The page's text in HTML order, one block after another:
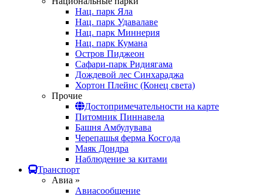
Нац. парк Яла
Нац. парк Удавалаве
Нац. парк Миннерия
Нац. парк Кумана
Остров Пиджеон
Сафари-парк Ридиягама
Дождевой лес Синхараджа
Хортон Плейнс (Конец света)
Прочие
Достопримечательности на карте
Питомник Пиннавела
Башня Амбулувава
Черепашья ферма Косгода
Маяк Дондра
Наблюдение за китами
Транспорт
Авиа »
Авиасообщение